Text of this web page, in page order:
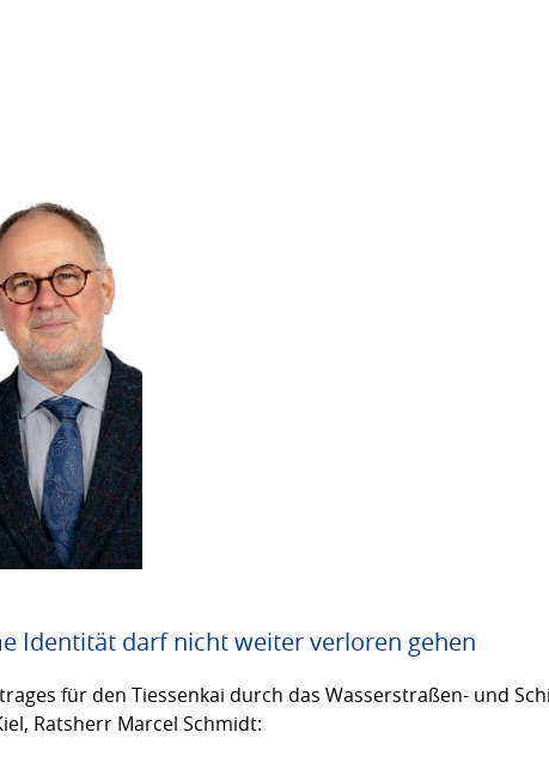
Identität darf nicht weiter verloren gehen
für den Tiessenkai durch das Wasserstraßen- und
Ratsherr Marcel Schmidt: